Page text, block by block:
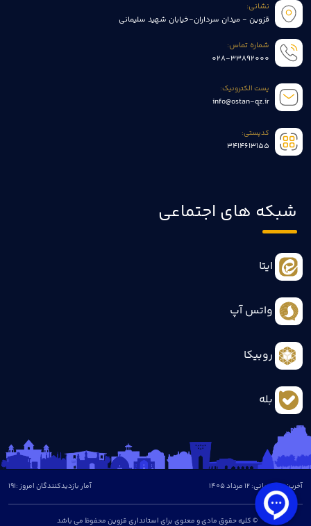
نشانی:
قزوین - میدان سرداران-خیابان شهید سلیمانی
شماره تماس:
028-33892000
پست الکترونیک:
info@ostan-qz.ir
کدپستی:
3414613155
شبکه های اجتماعی
ایتا
واتس آپ
روبیکا
بله
آخرین بروزرسانی: 12 مرداد 1405
© کلیه حقوق مادی و معنوی برای استانداری قزوین محفوظ می باشد
آمار بازدیدکنندگان امروز :191